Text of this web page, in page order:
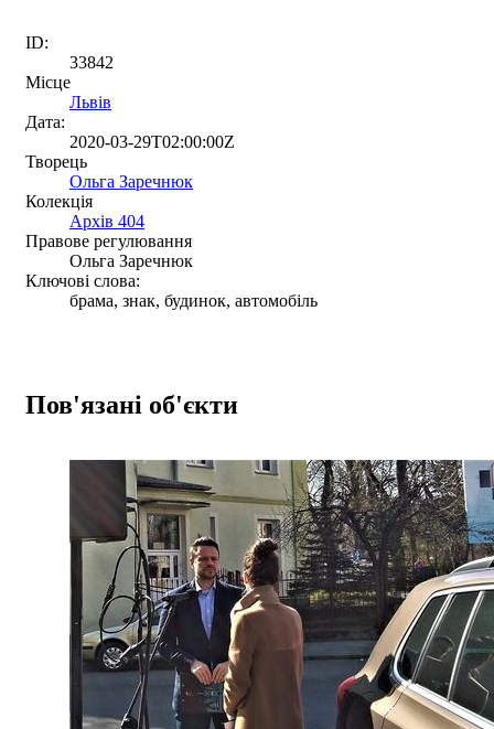
ID:
33842
Місце
Львів
Дата:
2020-03-29T02:00:00Z
Творець
Ольга Заречнюк
Колекція
Архів 404
Правове регулювання
Ольга Заречнюк
Ключові слова:
брама, знак, будинок, автомобіль
Пов'язані об'єкти